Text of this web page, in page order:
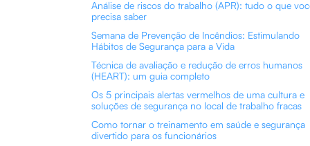
Análise de riscos do trabalho (APR): tudo o que
precisa saber
Semana de Prevenção de Incêndios: Estimulando
Hábitos de Segurança para a Vida
Técnica de avaliação e redução de erros humanos
(HEART): um guia completo
Os 5 principais alertas vermelhos de uma cultura e
soluções de segurança no local de trabalho fracas
Como tornar o treinamento em saúde e segurança
divertido para os funcionários